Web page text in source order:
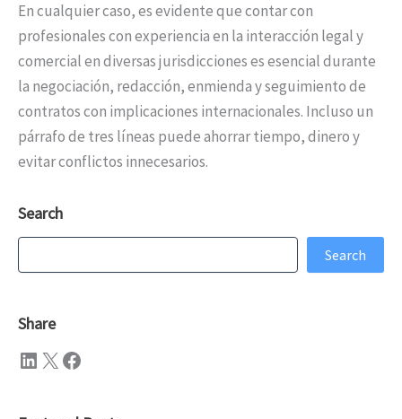
En cualquier caso, es evidente que contar con
profesionales con experiencia en la interacción legal y
comercial en diversas jurisdicciones es esencial durante
la negociación, redacción, enmienda y seguimiento de
contratos con implicaciones internacionales. Incluso un
párrafo de tres líneas puede ahorrar tiempo, dinero y
evitar conflictos innecesarios.
Search
Search
Search
Share
LinkedIn X Facebook